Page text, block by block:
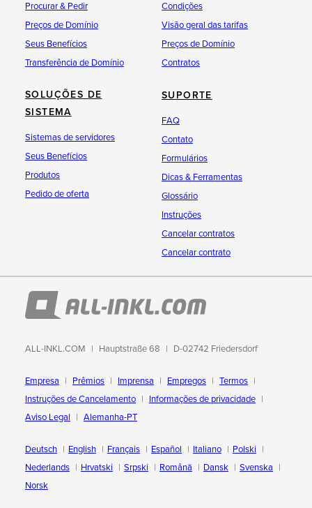
Procurar & Pedir
Preços de Domínio
Seus Benefícios
Transferência de Domínio
Condições
Visão geral das tarifas
Preços de Domínio
Contratos
SOLUÇÕES DE
SISTEMA
Sistemas de servidores
Seus Benefícios
Produtos
Pedido de oferta
SUPORTE
FAQ
Contato
Formulários
Dicas & Ferramentas
Glossário
Instruções
Cancelar contratos
Cancelar contrato
ALL-INKL.COM Hauptstraße 68 D-02742 Friedersdorf
Empresa Prêmios Imprensa Empregos
Termos
Instruções de Cancelamento
Informações de privacidade
Aviso Legal
Alemanha-PT
Deutsch English Français Español Italiano
Polski
Nederlands
Hrvatski Srpski Română Dansk
Svenska
Norsk